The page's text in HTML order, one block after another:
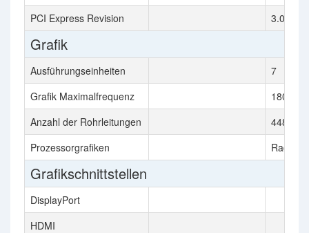
PCI Express Revision 3.0
Grafik
Ausführungseinheiten
7
Grafik Maximalfrequenz
1800
Anzahl der Rohrleitungen
448
Prozessorgrafiken
Radeon
Grafikschnittstellen
DisplayPort
HDMI